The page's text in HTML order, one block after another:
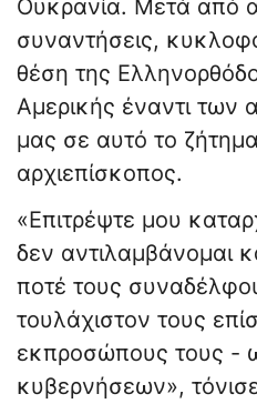
Ουκρανία. Μετά από
συναντήσεις,
θέση της
Αμερικής έναντι
μας σε αυτό το
αρχιεπίσκοπος.
«Επιτρέψτε μου
δεν αντιλαμβάνομαι
ποτέ τους
τουλάχιστον τους
εκπροσώπους τους -
κυβερνήσεων»,